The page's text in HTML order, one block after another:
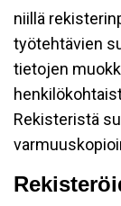
niillä
työtehtävien
tietojen
Rekisteristä